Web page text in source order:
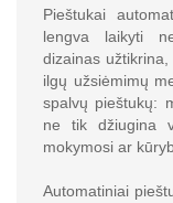
Pieštukai
lengva laikyti
dizainas
ilgų užsiėmimų
spalvų pieštukų:
ne tik džiugina
mokymosi ar
Automatiniai